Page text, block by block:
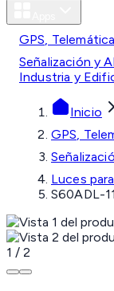
GPS,
Señalización y
Industria y
Inicio
GPS,
Luces
S60ADL-
1 / 2